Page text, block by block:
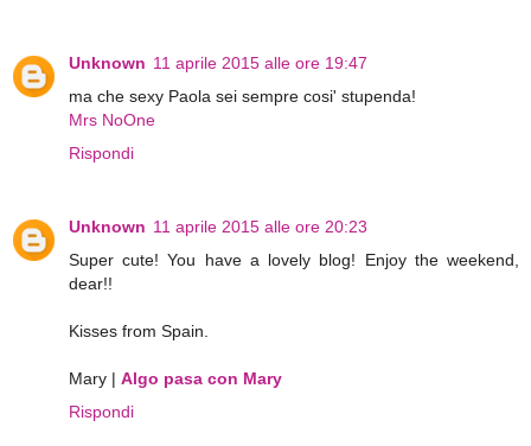
Unknown 11 aprile 2015 alle ore 19:47
ma che sexy Paola sei sempre cosi' stupenda!
Mrs NoOne
Rispondi
Unknown 11 aprile 2015 alle ore 20:23
Super cute! You have a lovely blog! Enjoy the weekend,
dear!!
Kisses from Spain.
Mary | Algo pasa con Mary
Rispondi